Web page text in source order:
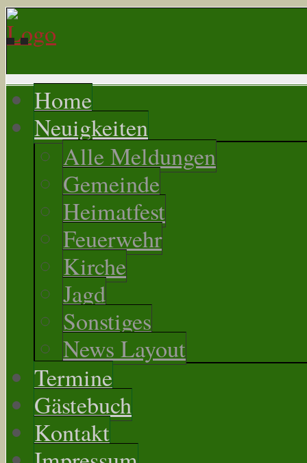
Home
Neuigkeiten
Alle Meldungen
Gemeinde
Heimatfest
Feuerwehr
Kirche
Jagd
Sonstiges
News Layout
Termine
Gästebuch
Kontakt